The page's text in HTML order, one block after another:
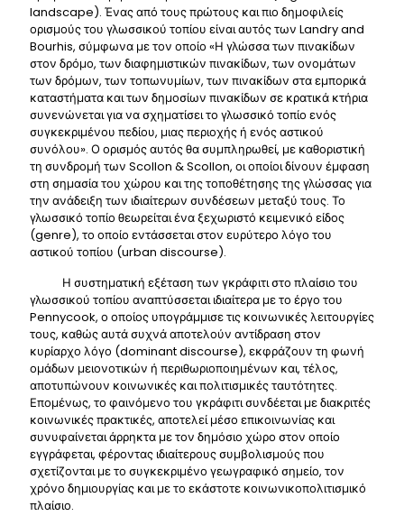
landscape). Ένας από τους πρώτους και πιο δημοφιλείς
ορισμούς του γλωσσικού τοπίου είναι αυτός των Landry and
Bourhis, σύμφωνα με τον οποίο «Η γλώσσα των πινακίδων
στον δρόμο, των διαφημιστικών πινακίδων, των ονομάτων
των δρόμων, των τοπωνυμίων, των πινακίδων στα εμπορικά
καταστήματα και των δημοσίων πινακίδων σε κρατικά κτήρια
συνενώνεται για να σχηματίσει το γλωσσικό τοπίο ενός
συγκεκριμένου πεδίου, μιας περιοχής ή ενός αστικού
συνόλου». Ο ορισμός αυτός θα συμπληρωθεί, με καθοριστική
τη συνδρομή των Scollon & Scollon, οι οποίοι δίνουν έμφαση
στη σημασία του χώρου και της τοποθέτησης της γλώσσας για
την ανάδειξη των ιδιαίτερων συνδέσεων μεταξύ τους. Το
γλωσσικό τοπίο θεωρείται ένα ξεχωριστό κειμενικό είδος
(genre), το οποίο εντάσσεται στον ευρύτερο λόγο του
αστικού τοπίου (urban discourse).
Η συστηματική εξέταση των γκράφιτι στο πλαίσιο του
γλωσσικού τοπίου αναπτύσσεται ιδιαίτερα με το έργο του
Pennycook, ο οποίος υπογράμμισε τις κοινωνικές λειτουργίες
τους, καθώς αυτά συχνά αποτελούν αντίδραση στον
κυρίαρχο λόγο (dominant discourse), εκφράζουν τη φωνή
ομάδων μειονοτικών ή περιθωριοποιημένων και, τέλος,
αποτυπώνουν κοινωνικές και πολιτισμικές ταυτότητες.
Επομένως, το φαινόμενο του γκράφιτι συνδέεται με διακριτές
κοινωνικές πρακτικές, αποτελεί μέσο επικοινωνίας και
συνυφαίνεται άρρηκτα με τον δημόσιο χώρο στον οποίο
εγγράφεται, φέροντας ιδιαίτερους συμβολισμούς που
σχετίζονται με το συγκεκριμένο γεωγραφικό σημείο, τον
χρόνο δημιουργίας και με το εκάστοτε κοινωνικοπολιτισμικό
πλαίσιο.